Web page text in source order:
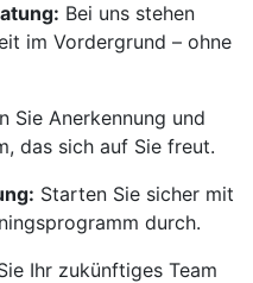
Bei uns stehen
im Vordergrund – ohne
Sie Anerkennung und
das sich auf Sie freut.
Starten Sie sicher mit
durch.
Ihr zukünftiges Team